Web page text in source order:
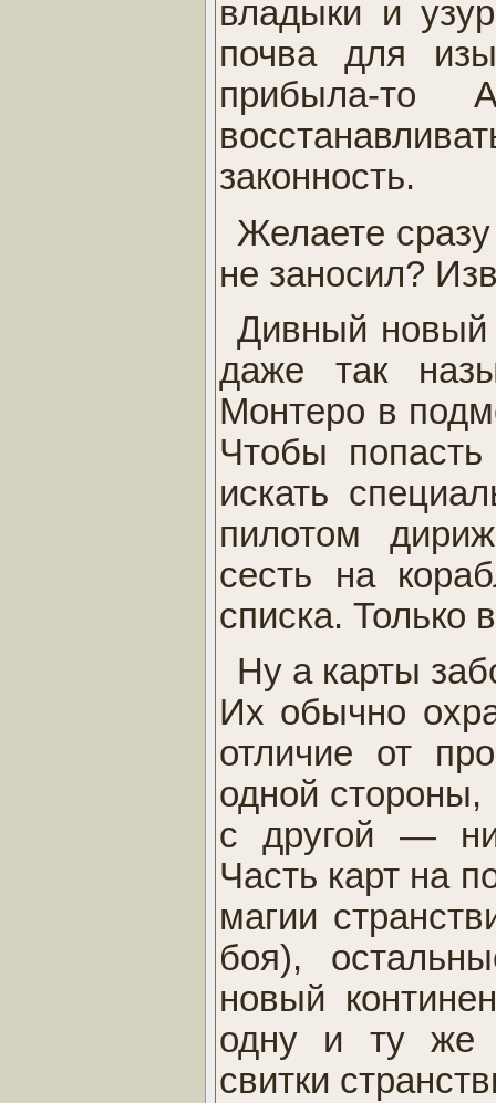
владыки и
почва для
прибыла-
законность.
Желаете сразу
не заносил?
Дивный новый
даже так
Монтеро в
Чтобы
искать
пилотом
сесть на
списка. Только
Ну а карты
Их обычно
отличие от
одной
с другой —
Часть карт на
магии
боя),
новый
одну и ту же
свитки